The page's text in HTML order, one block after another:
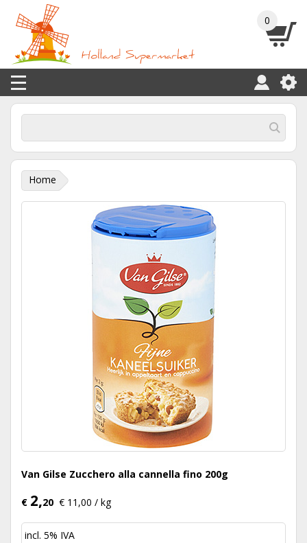
0
Home
Van Gilse Zucchero alla cannella fino 200g
€ 2,20 € 11,00 / kg
incl. 5% IVA